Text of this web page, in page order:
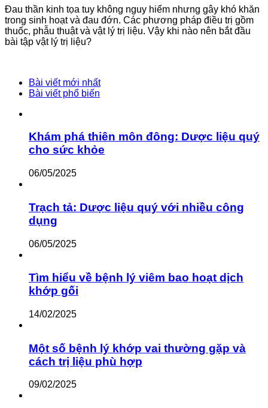
Đau thần kinh tọa tuy không nguy hiểm nhưng gây khó khăn
trong sinh hoạt và đau đớn. Các phương pháp điều trị gồm
thuốc, phẫu thuật và vật lý trị liệu. Vậy khi nào nên bắt đầu
bài tập vật lý trị liệu?
Bài viết mới nhất
Bài viết phổ biến
Khám phá thiên môn đông: Dược liệu quý
cho sức khỏe
06/05/2025
Trạch tả: Dược liệu quý với nhiều công
dụng
06/05/2025
Tìm hiểu về bệnh lý viêm bao hoạt dịch
khớp gối
14/02/2025
Một số bệnh lý khớp vai thường gặp và
cách trị liệu phù hợp
09/02/2025